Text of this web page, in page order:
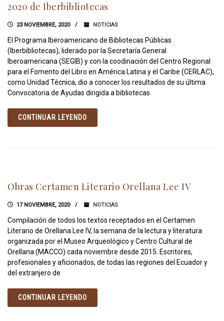
2020 de Iberbibliotecas
23 NOVIEMBRE, 2020 NOTICIAS
El Programa Iberoamericano de Bibliotecas Públicas
(Iberbibliotecas), liderado por la Secretaría General
Iberoamericana (SEGIB) y con la coodinación del Centro Regional
para el Fomento del Libro en América Latina y el Caribe (CERLAC),
como Unidad Técnica, dio a conocer los resultados de su última
Convocatoria de Ayudas dirigida a bibliotecas
CONTINUAR LEYENDO
Obras Certamen Literario Orellana Lee IV
17 NOVIEMBRE, 2020 NOTICIAS
Compilación de todos los textos receptados en el Certamen
Literario de Orellana Lee IV, la semana de la lectura y literatura
organizada por el Museo Arqueológico y Centro Cultural de
Orellana (MACCO) cada noviembre desde 2015. Escritores,
profesionales y aficionados, de todas las regiones del Ecuador y
del extranjero de
CONTINUAR LEYENDO